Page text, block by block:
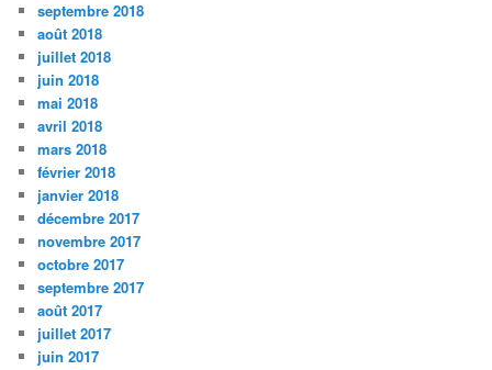
septembre 2018
août 2018
juillet 2018
juin 2018
mai 2018
avril 2018
mars 2018
février 2018
janvier 2018
décembre 2017
novembre 2017
octobre 2017
septembre 2017
août 2017
juillet 2017
juin 2017